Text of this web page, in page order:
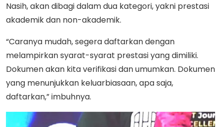
Nasih, akan dibagi dalam dua kategori, yakni prestasi
akademik dan non-akademik.
“Caranya mudah, segera daftarkan dengan
melampirkan syarat-syarat prestasi yang dimiliki.
Dokumen akan kita verifikasi dan umumkan. Dokumen
yang menunjukkan keluarbiasaan, apa saja,
daftarkan,” imbuhnya.